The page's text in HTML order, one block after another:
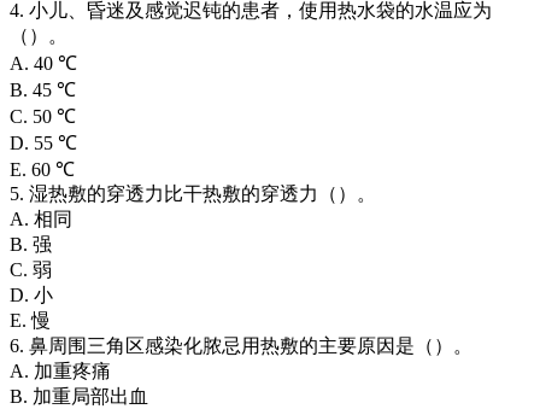
4. 小儿、昏迷及感觉迟钝的患者，使用热水袋的水温应为
（）。
A. 40 ℃
B. 45 ℃
C. 50 ℃
D. 55 ℃
E. 60 ℃
5. 湿热敷的穿透力比干热敷的穿透力（）。
A. 相同
B. 强
C. 弱
D. 小
E. 慢
6. 鼻周围三角区感染化脓忌用热敷的主要原因是（）。
A. 加重疼痛
B. 加重局部出血